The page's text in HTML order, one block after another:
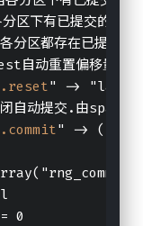
下有已提交的
都存在已提交的
动重置偏移量为最
.reset" ->
动提交.由spark
.commit" ->
0